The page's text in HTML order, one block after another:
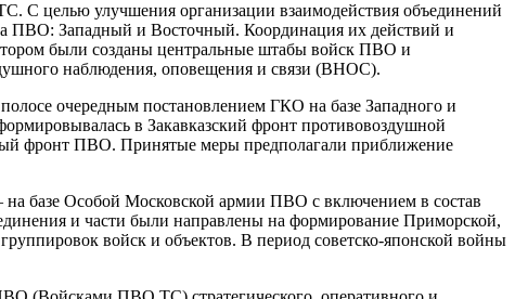
С целью улучшения организации взаимодействия объединений
ПВО: Западный и Восточный. Координация их действий и
были созданы центральные штабы войск ПВО и
наблюдения, оповещения и связи (ВНОС).
очередным постановлением ГКО на базе Западного и
в Закавказский фронт противовоздушной
фронт ПВО. Принятые меры предполагали приближение
базе Особой Московской армии ПВО с включением в состав
и части были направлены на формирование Приморской,
войск и объектов. В период советско-японской войны